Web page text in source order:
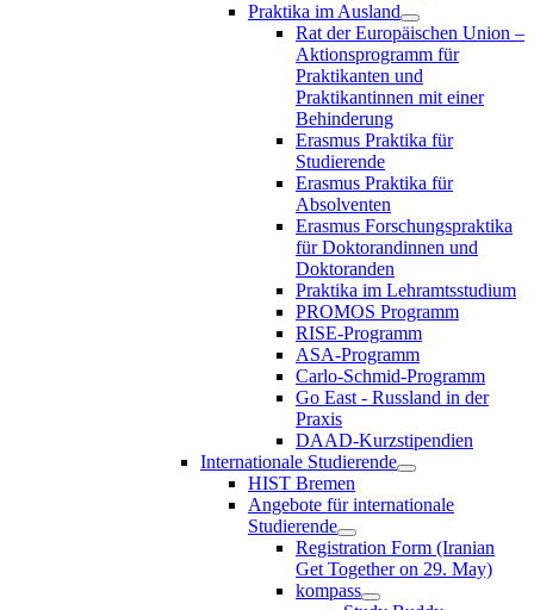
Praktika im Ausland
Rat der Europäischen Union –
Aktionsprogramm für
Praktikanten und
Praktikantinnen mit einer
Behinderung
Erasmus Praktika für
Studierende
Erasmus Praktika für
Absolventen
Erasmus Forschungspraktika
für Doktorandinnen und
Doktoranden
Praktika im Lehramtsstudium
PROMOS Programm
RISE-Programm
ASA-Programm
Carlo-Schmid-Programm
Go East - Russland in der
Praxis
DAAD-Kurzstipendien
Internationale Studierende
HIST Bremen
Angebote für internationale
Studierende
Registration Form (Iranian
Get Together on 29. May)
kompass